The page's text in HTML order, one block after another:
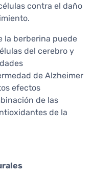
contra el daño
la berberina puede
del cerebro y
de Alzheimer
efectos
de las
de la